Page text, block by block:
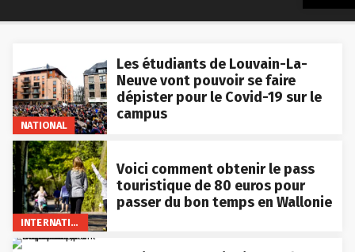
NATIONAL
Les étudiants de Louvain-La-
Neuve vont pouvoir se faire
dépister pour le Covid-19 sur le
campus
INTERNATIONAL
Voici comment obtenir le pass
touristique de 80 euros pour
passer du bon temps en Wallonie